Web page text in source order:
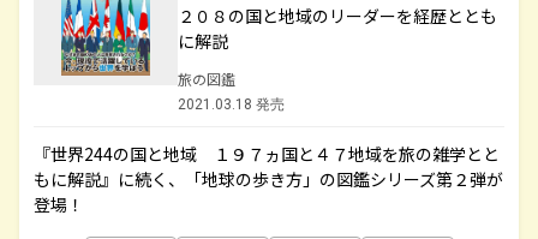
２０８の国と地域のリーダーを経歴ととも
に解説
旅の図鑑
2021.03.18 発売
『世界244の国と地域 １９７ヵ国と４７地域を旅の雑学とと
もに解説』に続く、「地球の歩き方」の図鑑シリーズ第２弾が
登場！